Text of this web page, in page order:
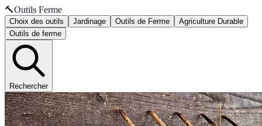
🔨Outils Ferme
Choix des outils Jardinage Outils de Ferme
Agriculture Durable
Outils de ferme
Rechercher